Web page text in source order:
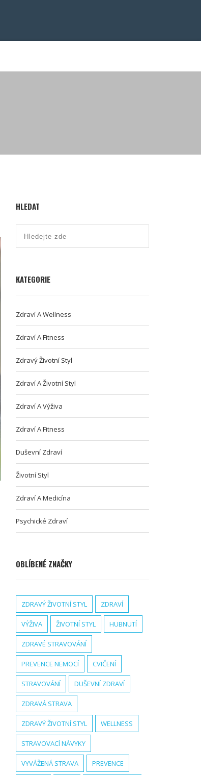
HLEDAT
KATEGORIE
Zdraví A Wellness
Zdraví A Fitness
Zdravý Životní Styl
Zdraví A Životní Styl
Zdraví A Výživa
Zdraví A Fitness
Duševní Zdraví
Životní Styl
Zdraví A Medicína
Psychické Zdraví
OBLÍBENÉ ZNAČKY
ZDRAVÝ ŽIVOTNÍ STYL ZDRAVÍ
VÝŽIVA ŽIVOTNÍ STYL HUBNUTÍ
ZDRAVÉ STRAVOVÁNÍ
PREVENCE NEMOCÍ CVIČENÍ
STRAVOVÁNÍ DUŠEVNÍ ZDRAVÍ
ZDRAVÁ STRAVA
ZDRAVÝ ŽIVOTNÍ STYL WELLNESS
STRAVOVACÍ NÁVYKY
VYVÁŽENÁ STRAVA PREVENCE